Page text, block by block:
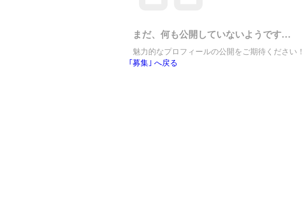
まだ、何も公開していないようです…
魅力的なプロフィールの公開をご期待ください！
｢募集｣ へ戻る